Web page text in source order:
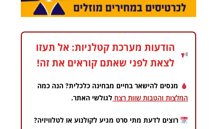
הודעות מערכת קטלניות: אל תעזו
לצאת לפני שאתם קוראים את זה!
מנסים להישאר בחיים מבחינה כלכלית? הנה כמה
המלצות והטבות שוות רצח לגולשי האתר.
רוצים לדעת מתי סרט מגיע לקולנוע או לטלוויזיה?